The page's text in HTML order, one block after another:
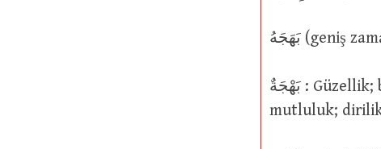
بَهْجَةٌ : Güzellik; bir şeyin güzelliği ve renkliliği; yüzündeki neşelilik; neşe veya
mutluluk;